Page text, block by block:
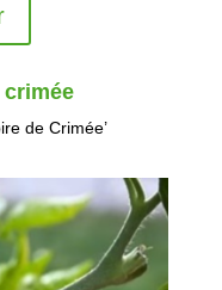
crimée
de Crimée’